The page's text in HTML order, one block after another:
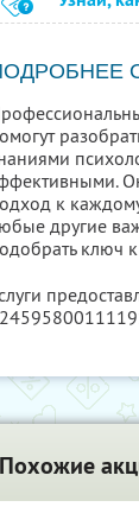
к
другие
ключ
Похожие